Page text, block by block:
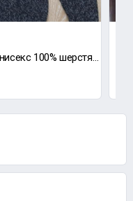
Пуловер Grand sasso Италия,унисекс 100% шерстяной вязаный Б/У состояние хорошее.